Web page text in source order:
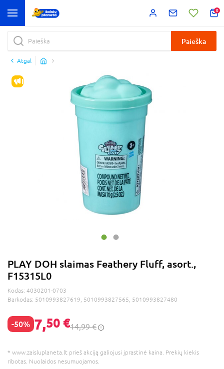
0
Paieška
Atgal
IŠPARDAVIMAS
PLAY DOH slaimas Feathery Fluff, asort.,
F15315L0
Kodas: 4030201-0703
Barkodas: 5010993827619, 5010993827565, 5010993827480
-50% 7,50 €14,99 €
* www.zaisluplaneta.lt prieš akciją galiojusi įprastinė kaina. Prekių kiekis
ribotas. Nuolaidos nesumuojamos.